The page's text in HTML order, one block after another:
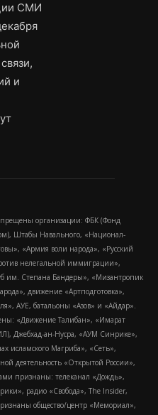
СМИ
и
организации: ФБК (Фонд
Штабы Навального, «Национал-
«Армия воли народа», «Русский
нелегальной иммиграции»,
им. Степана Бандеры», «Мизантропик
движение «Артподготовка»,
АУЕ, батальоны «Азов» и «Айдар».
«Движение Талибан», «Имарат
Джебхад-ан-Нусра, «АУМ Синрике»,
исламского Магриба», «Сеть»,
деятельность «Открытой России»,
признаны: телеканал «Дождь»,
радио «Свобода», The Insider,
общество/центр «Мемориал»,